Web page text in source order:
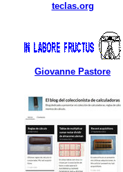
teclas.org
Giovanne Pastore